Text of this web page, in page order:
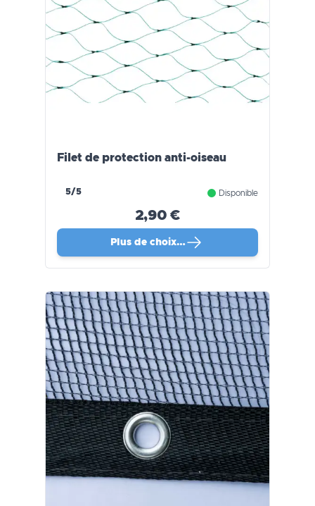
Filet de protection anti-oiseau
5/5 Disponible
2,90 €
Plus de choix…